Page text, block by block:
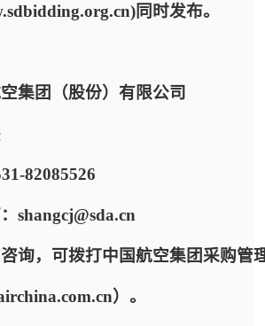
同时发布。
集团（股份）有限公司
82085526
shangcj@sda.cn
询，可拨打中国航空集团采购
）。